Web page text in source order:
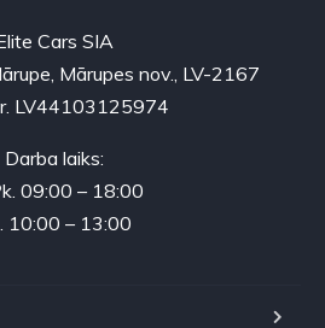
Cars SIA
Mārupes nov., LV-2167
LV44103125974
Darba laiks:
09:00 – 18:00
10:00 – 13:00